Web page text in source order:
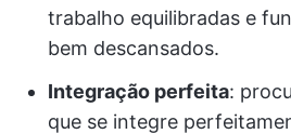
trabalho equilibradas e
bem descansados.
Integração perfeita:
que se integre